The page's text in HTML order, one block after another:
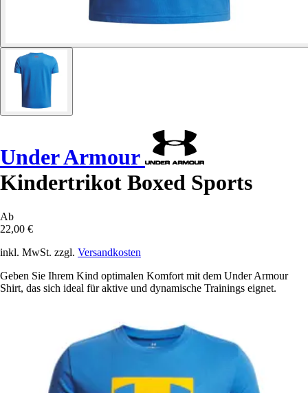
Under Armour
Kindertrikot Boxed Sports
Ab
22,00 €
inkl. MwSt. zzgl. Versandkosten
Geben Sie Ihrem Kind optimalen Komfort mit dem Under Armour
Shirt, das sich ideal für aktive und dynamische Trainings eignet.